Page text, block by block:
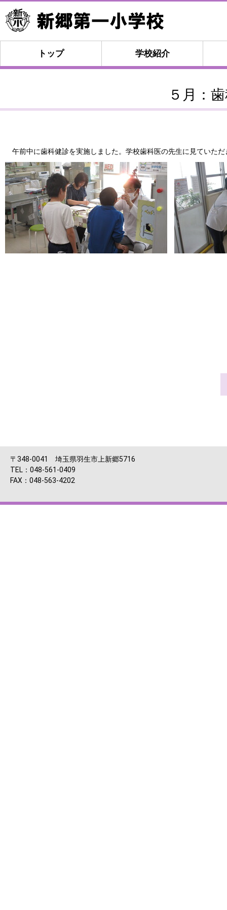
トップ 学校紹介
５月：
午前中に歯科健診を実施しました。学校歯科医の先生に見ていた
〒348-0041 埼玉県羽生市上新郷5716
TEL：048-561-0409
FAX：048-563-4202